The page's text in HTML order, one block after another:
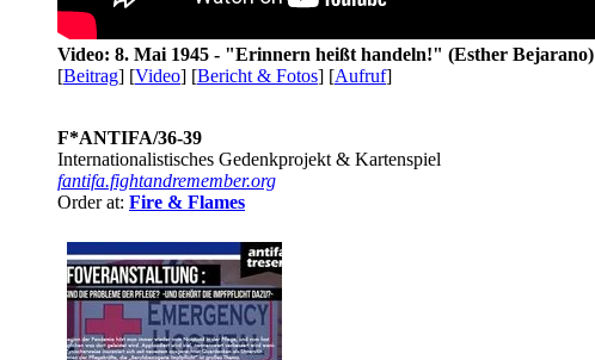
Video: 8. Mai 1945 - "Erinnern heißt handeln!" (Esther Bejarano)
[Beitrag] [Video] [Bericht & Fotos] [Aufruf]
F*ANTIFA/36-39
Internationalistisches Gedenkprojekt & Kartenspiel
fantifa.fightandremember.org
Order at: Fire & Flames